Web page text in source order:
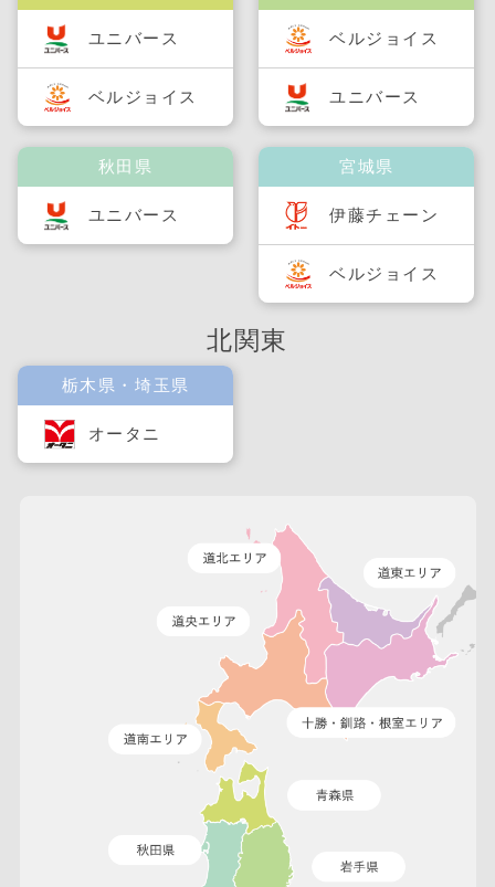
ユニバース
ベルジョイス
秋田県
ユニバース
ベルジョイス
ユニバース
宮城県
伊藤チェーン
ベルジョイス
北関東
栃木県・埼玉県
オータニ